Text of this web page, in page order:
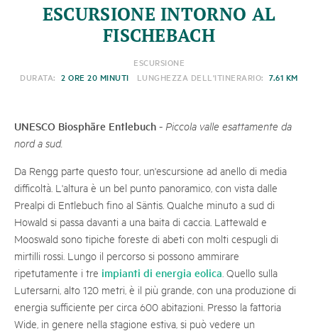
ESCURSIONE INTORNO AL
FISCHEBACH
ESCURSIONE
DURATA: 2 ORE 20 MINUTI LUNGHEZZA DELL'ITINERARIO: 7.61 KM
UNESCO Biosphäre Entlebuch - Piccola valle esattamente da
nord a sud.
Da Rengg parte questo tour, un'escursione ad anello di media
difficoltà. L'altura è un bel punto panoramico, con vista dalle
Prealpi di Entlebuch fino al Säntis. Qualche minuto a sud di
Howald si passa davanti a una baita di caccia. Lattewald e
Mooswald sono tipiche foreste di abeti con molti cespugli di
mirtilli rossi. Lungo il percorso si possono ammirare
ripetutamente i tre impianti di energia eolica . Quello sulla
Lutersarni, alto 120 metri, è il più grande, con una produzione di
energia sufficiente per circa 600 abitazioni. Presso la fattoria
Wide, in genere nella stagione estiva, si può vedere un